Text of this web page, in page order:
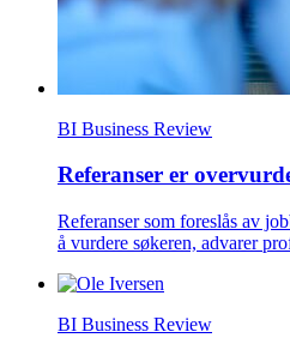
BI Business Review
Referanser er
Referanser som foreslås av
å vurdere søkeren, advarer
BI Business Review